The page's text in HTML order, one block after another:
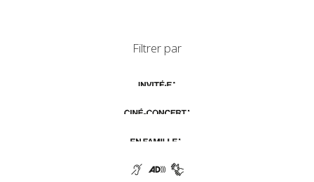
Filtrer par